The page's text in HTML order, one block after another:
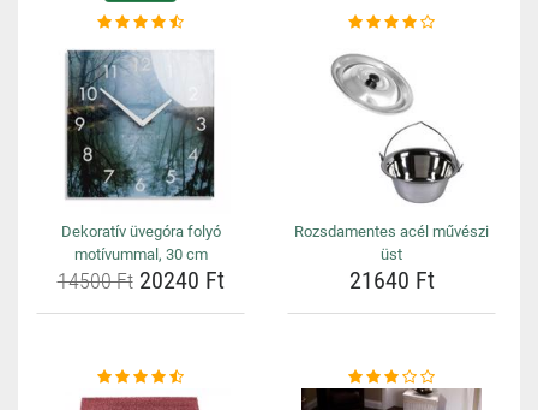
Dekoratív üvegóra folyó
motívummal, 30 cm
14500 Ft20240 Ft
Rozsdamentes acél művészi
üst
21640 Ft